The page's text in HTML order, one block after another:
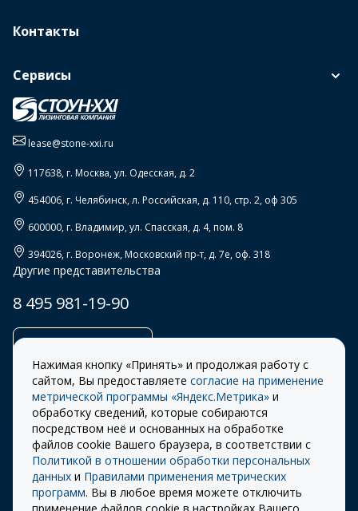
Контакты
Сервисы
lease@stone-xxi.ru
117638, г. Москва,ул. Одесская, д. 2
454006, г. Челябинск,л. Российская, д. 110, стр. 2, оф 305
600000, г. Владимир,ул. Спасская, д. 4, пом. 8
394026, г. Воронеж,Московский пр-т, д. 7е, оф. 318
Другие представительства
8 495 981-19-90
© 2026 «СТОУН-XXI»
Разработка сайта –
ITECH
Правила
использования cookie
Правила пользования
сайтом
Политика
Нажимая кнопку «Принять» и продолжая работу с
сайтом, Вы предоставляете согласие на применение
метрической программы «Яндекс.Метрика» и
обработку сведений, которые собираются
посредством неё и основанных на обработке
файлов cookie Вашего браузера, в соответствии с
Политикой в отношении обработки персональных
данных и Правилами применения метрических
программ. Вы в любое время можете отключить